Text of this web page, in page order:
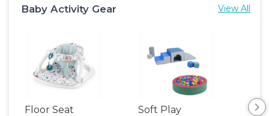
Baby Activity Gear View All
Floor Seat
Soft Play